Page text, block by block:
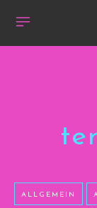
ALLGEMEIN